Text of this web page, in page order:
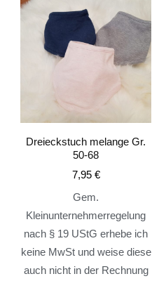
Dreieckstuch melange Gr.
50-68
7,95 €
Gem.
Kleinunternehmerregelung
nach § 19 UStG erhebe ich
keine MwSt und weise diese
auch nicht in der Rechnung